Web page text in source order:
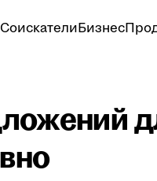
СоискателиБизнес